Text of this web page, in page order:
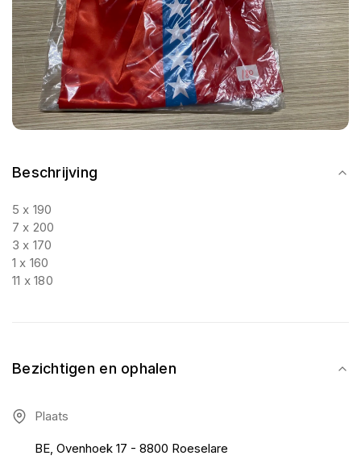
Beschrijving
5 x 190
7 x 200
3 x 170
1 x 160
11 x 180
Bezichtigen en ophalen
Plaats
BE, Ovenhoek 17 - 8800 Roeselare